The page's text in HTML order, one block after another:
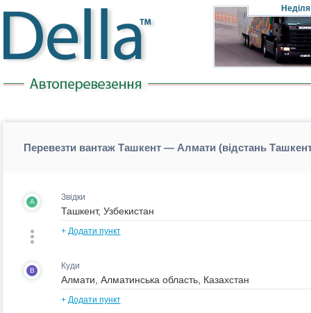
Неділя
Перевезти вантаж Ташкент — Алмати (відстань
A Звідки
+ Додати пункт
B Куди
+ Додати пункт